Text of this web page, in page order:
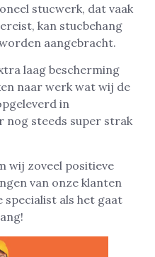
stucwerk, dat vaak
kan stucbehang
aangebracht.
laag bescherming
naar werk wat wij de
in
nog steeds super strak
wij zoveel positieve
van onze klanten
specialist als het gaat